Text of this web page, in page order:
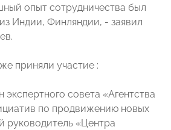
опыт сотрудничества был
Индии, Финляндии, - заявил
приняли участие :
экспертного совета «Агентства
по продвижению новых
руководитель «Центра